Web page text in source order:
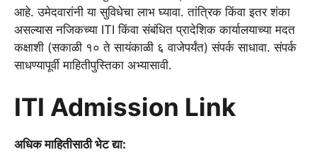
आहे. उमेदवारांनी या सुविधेचा लाभ घ्यावा. तांत्रिक किंवा इतर शंका
असल्यास नजिकच्या ITI किंवा संबंधित प्रादेशिक कार्यालयाच्या मदत
कक्षाशी (सकाळी १० ते सायंकाळी ६ वाजेपर्यंत) संपर्क साधावा. संपर्क
साधण्यापूर्वी माहितीपुस्तिका अभ्यासावी.
ITI Admission Link
अधिक माहितीसाठी भेट द्या: